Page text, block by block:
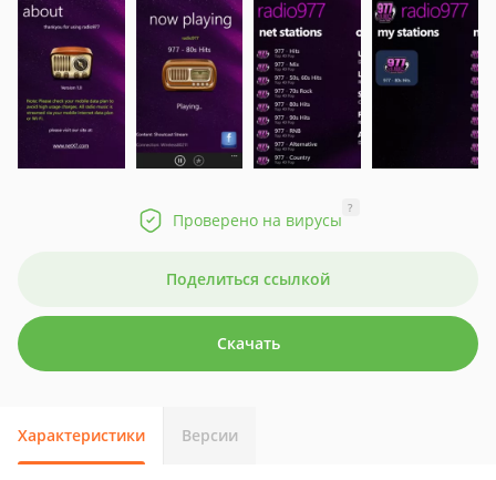
Проверено на вирусы
?
Поделиться ссылкой
Скачать
Характеристики Версии